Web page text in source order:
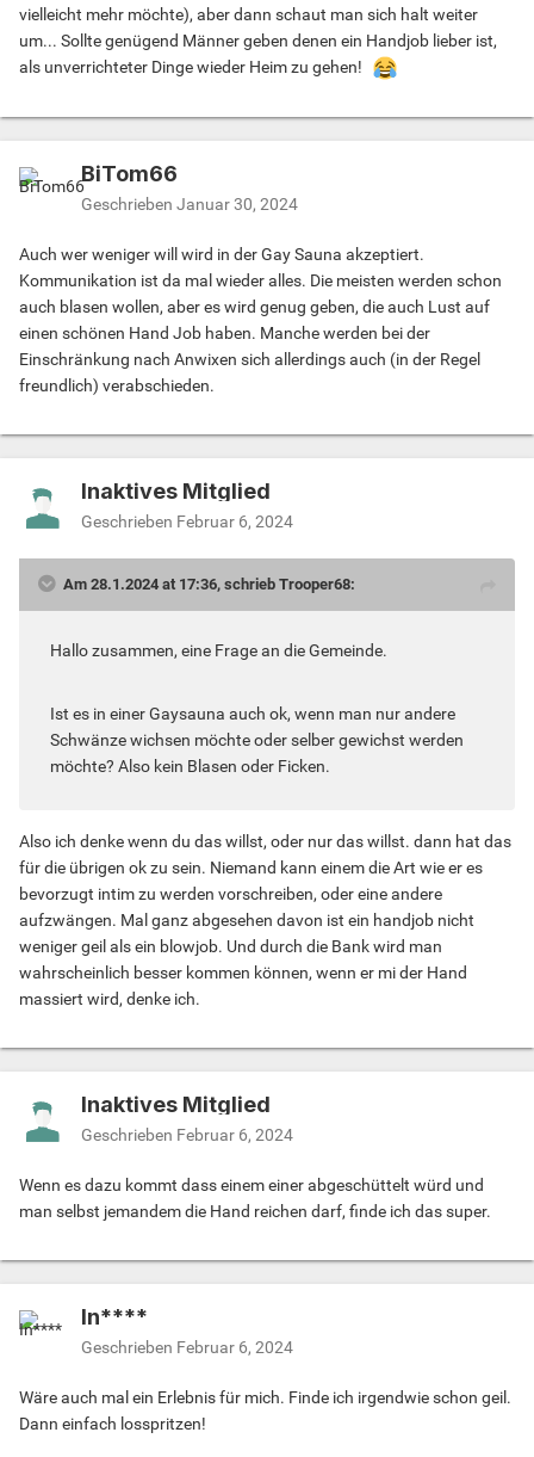
vielleicht mehr möchte), aber dann schaut man sich halt weiter
um... Sollte genügend Männer geben denen ein Handjob lieber ist,
als unverrichteter Dinge wieder Heim zu gehen!
BiTom66
Geschrieben Januar 30, 2024
Auch wer weniger will wird in der Gay Sauna akzeptiert.
Kommunikation ist da mal wieder alles. Die meisten werden schon
auch blasen wollen, aber es wird genug geben, die auch Lust auf
einen schönen Hand Job haben. Manche werden bei der
Einschränkung nach Anwixen sich allerdings auch (in der Regel
freundlich) verabschieden.
Inaktives Mitglied
Geschrieben Februar 6, 2024
Am 28.1.2024 at 17:36, schrieb Trooper68:
Hallo zusammen, eine Frage an die Gemeinde.
Ist es in einer Gaysauna auch ok, wenn man nur andere
Schwänze wichsen möchte oder selber gewichst werden
möchte? Also kein Blasen oder Ficken.
Also ich denke wenn du das willst, oder nur das willst. dann hat das
für die übrigen ok zu sein. Niemand kann einem die Art wie er es
bevorzugt intim zu werden vorschreiben, oder eine andere
aufzwängen. Mal ganz abgesehen davon ist ein handjob nicht
weniger geil als ein blowjob. Und durch die Bank wird man
wahrscheinlich besser kommen können, wenn er mi der Hand
massiert wird, denke ich.
Inaktives Mitglied
Geschrieben Februar 6, 2024
Wenn es dazu kommt dass einem einer abgeschüttelt würd und
man selbst jemandem die Hand reichen darf, finde ich das super.
In****
Geschrieben Februar 6, 2024
Wäre auch mal ein Erlebnis für mich. Finde ich irgendwie schon geil.
Dann einfach losspritzen!